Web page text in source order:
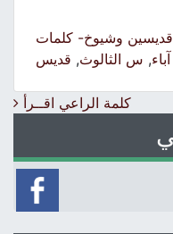
وشيوخ- كلمات
,س الثالوث,قديس
كلمة الراعي اقــرأ